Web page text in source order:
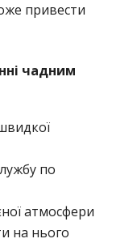
привести
чадним
по
атмосфери
на нього